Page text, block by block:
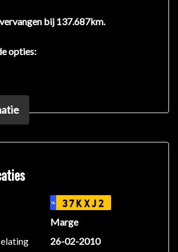
bij 137.687km.
opties:
voor kinderzitjes
km
Hatchback
NL 37KXJ2
Marge
26-02-2010